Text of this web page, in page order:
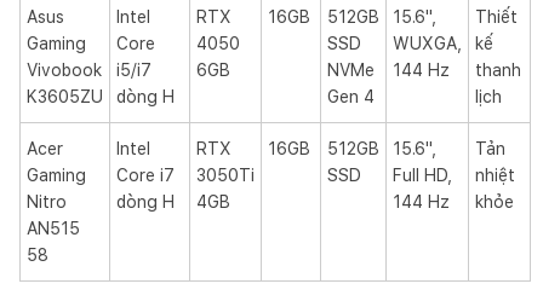
Asus
Gaming
Vivobook
K3605ZU
Intel
Core
i5/i7
dòng H
RTX
4050
6GB
16GB
512GB
SSD
NVMe
Gen 4
15.6",
WUXGA,
144 Hz
Thiết
kế
thanh
lịch
Acer
Gaming
Nitro
AN515
58
Intel
Core i7
dòng H
RTX
3050Ti
4GB
16GB
512GB
SSD
15.6",
Full HD,
144 Hz
Tản
nhiệt
khỏe